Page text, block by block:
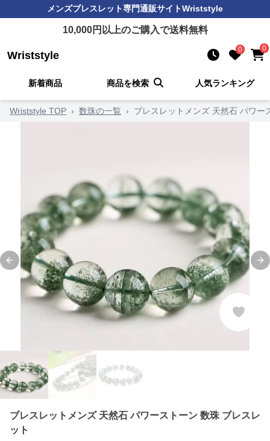
メンズブレスレット専門通販サイトWriststyle
10,000円以上のご購入で送料無料
Wriststyle 0 0
新着商品 商品を検索 人気ランキング
Wriststyle TOP › 数珠の一覧 › ブレスレットメンズ 天然石 パワー
Previous slide
ブレスレットメンズ 天然石 パワーストーン 数珠 ブレスレ
ット